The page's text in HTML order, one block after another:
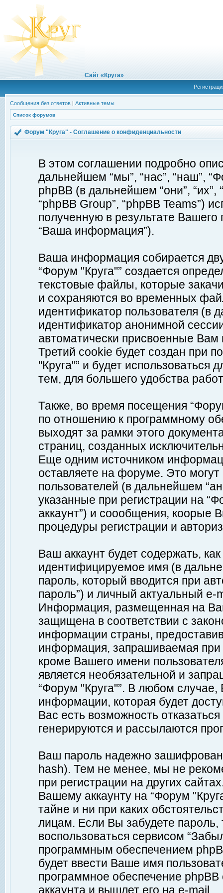
Сайт «Круга»
Сообщения без ответов | Активные темы
Список форумов
Форум "Круга" - Соглашение о конфиденциальности
В этом соглашении подробно
дальнейшем “мы”, “нас”, “наш”,
phpBB (в дальнейшем “они”, “их”,
“phpBB Group”, “phpBB Teams”)
полученную в результате
“Ваша информация”).
Ваша информация собирается
“Форум "Круга"” создается
текстовые файлы, которые
и сохраняются во временных
идентификатор пользователя (в
идентификатор анонимной
автоматически присвоенные
Третий cookie будет создан при
"Круга"” и будет
тем, для большего удобства
Также, во время посещения
по отношению к программному
выходят за рамки этого
страниц, созданных
Еще одним источником
оставляете на форуме. Это
пользователей (в дальнейшем
указанные при регистрации на
аккаунт”) и соообщения, коорые
процедуры регистрации и
Ваш аккаунт будет содержать,
идентифицируемое имя (в
пароль, который вводится при
пароль”) и личный актуальный
Информация, размещенная на
защищена в соответствии с
информации страны,
информация, запрашиваемая при
кроме Вашего имени
является необязательной и
“Форум "Круга"”. В любом
информации, которая будет
Вас есть возможность
генерируются и рассылаются
Ваш пароль надежно
hash). Тем не менее, мы не
при регистрации на других
Вашему аккаунту на “Форум
тайне и ни при каких
лицам. Если Вы забудете пароль,
воспользоваться сервисом
программным обеспечением
будет ввести Ваше имя
программное обеспечение
аккаунта и вышлет его на e-mail.